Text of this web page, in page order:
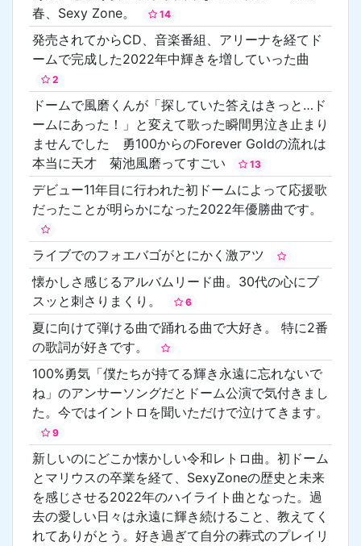
春、Sexy Zone。
14
発売されてからCD、音楽番組、アリーナを経てド
ームで完成した2022年中輝きを増していった曲
2
ドームで風磨くんが「探していた答えはきっと…ド
ームにあった！」と変えて歌った瞬間男泣き止まり
ませんでした 勇100からのForever Goldの流れは
本当に天才 菊池風磨ってすごい
13
デビュー11年目に行われた初ドームによって応援歌
だったことが明らかになった2022年優勝曲です。
ライブでのフォエバゴがとにかく激アツ
懐かしさ感じるアルバムリード曲。30代の心にブ
スッと刺さりまくり。
6
夏に向けて弾ける曲で踊れる曲で大好き。 特に2番
の歌詞が好きです。
100%勇気「僕たちが持てる輝き永遠に忘れないで
ね」のアンサーソングだとドーム公演で気付きまし
た。今ではイントロを聞いただけで泣けてきます。
9
新しいのにどこか懐かしい令和レトロ曲。初ドーム
とマリウスの卒業を経て、SexyZoneの歴史と未来
を感じさせる2022年のハイライト曲となった。過
去の愛しい日々は永遠に輝き続けること、教えてく
れてありがとう。好き過ぎて自分の葬式のプレイリ